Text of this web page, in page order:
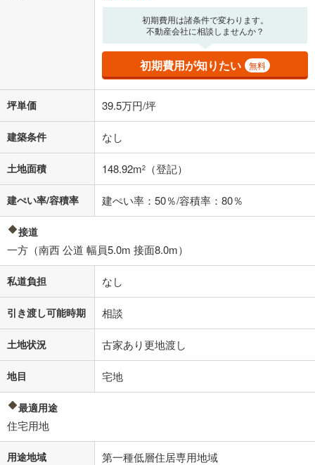
初期費用は諸条件で変わります。
不動産会社に相談しませんか？
初期費用が知りたい 無料
坪単価 39.5万円/坪
建築条件 なし
土地面積 148.92m2 （登記）
建ぺい率/容積率 建ぺい率：50％/容積率：80％
接道
一方（南西 公道 幅員5.0m 接面8.0m）
私道負担 なし
引き渡し可能時期 相談
土地状況 古家あり更地渡し
地目 宅地
最適用途
住宅用地
用途地域 第一種低層住居専用地域